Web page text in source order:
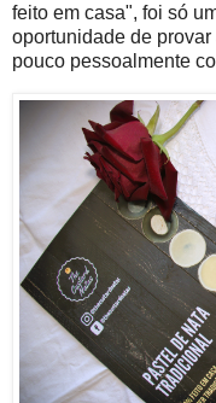
feito em casa", foi só
oportunidade de
pouco pessoalmente